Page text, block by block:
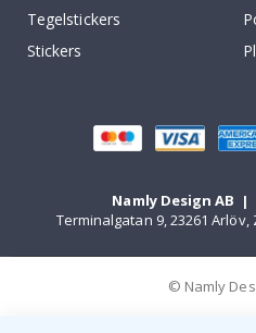
Tegelstickers
Stickers
Namly Design AB |
Terminalgatan 9, 23261 Arlöv,
© Namly